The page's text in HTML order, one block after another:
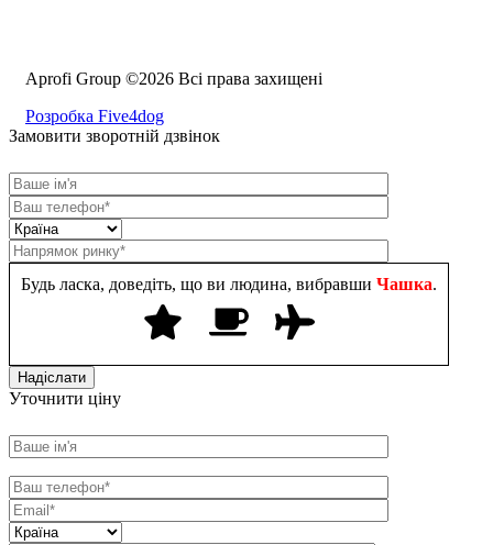
Aprofi Group ©2026 Всі права захищені
Розробка Five4dog
Замовити зворотній дзвінок
Будь ласка, доведіть, що ви людина, вибравши Чашка.
Уточнити ціну